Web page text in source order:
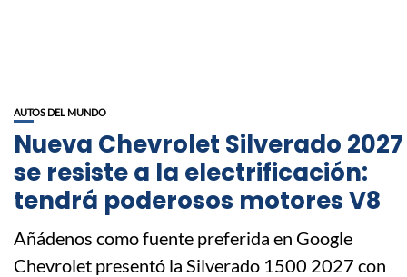
AUTOS DEL MUNDO
Nueva Chevrolet Silverado 2027
se resiste a la electrificación:
tendrá poderosos motores V8
Añádenos como fuente preferida en Google
Chevrolet presentó la Silverado 1500 2027 con